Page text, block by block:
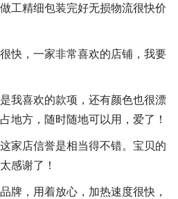
工精细包装完好无损物流很快价
快，一家非常喜欢的店铺，我要
我喜欢的款项，还有颜色也很漂
地方，随时随地可以用，爱了！
家店信誉是相当得不错。宝贝的
感谢了！
牌，用着放心，加热速度很快，